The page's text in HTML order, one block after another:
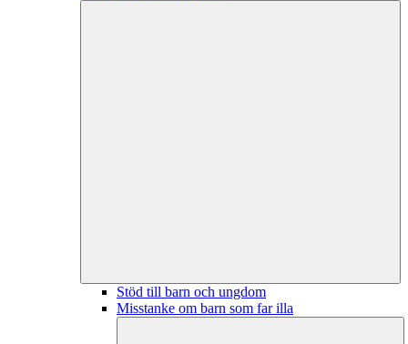
Stöd till barn och ungdom
Misstanke om barn som far illa